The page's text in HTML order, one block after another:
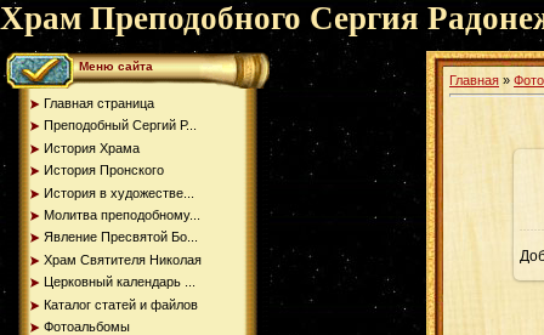
Храм Преподобного Сергия
Меню сайта
Главная страница
Преподобный Сергий Р...
История Храма
История Пронского
История в художестве...
Молитва преподобному...
Явление Пресвятой Бо...
Храм Святителя Николая
Церковный календарь ...
Каталог статей и файлов
Фотоальбомы
Главная »